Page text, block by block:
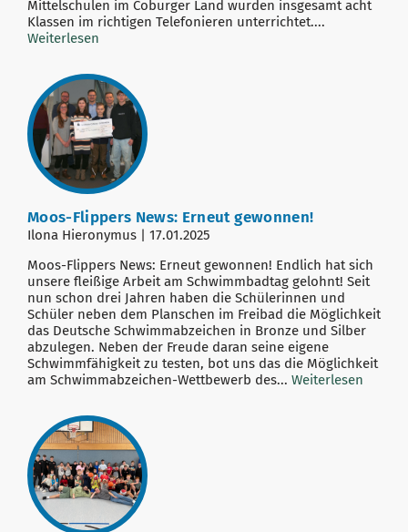
Mittelschulen im Coburger Land wurden insgesamt acht
Klassen im richtigen Telefonieren unterrichtet....
Weiterlesen
Moos-Flippers News: Erneut gewonnen!
Ilona Hieronymus | 17.01.2025
Moos-Flippers News: Erneut gewonnen! Endlich hat sich
unsere fleißige Arbeit am Schwimmbadtag gelohnt! Seit
nun schon drei Jahren haben die Schülerinnen und
Schüler neben dem Planschen im Freibad die Möglichkeit
das Deutsche Schwimmabzeichen in Bronze und Silber
abzulegen. Neben der Freude daran seine eigene
Schwimmfähigkeit zu testen, bot uns das die Möglichkeit
am Schwimmabzeichen-Wettbewerb des... Weiterlesen